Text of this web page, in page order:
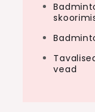
vead